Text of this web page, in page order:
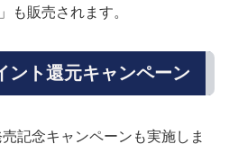
も販売されます。
ント還元キャンペーン
記念キャンペーンも実施しま